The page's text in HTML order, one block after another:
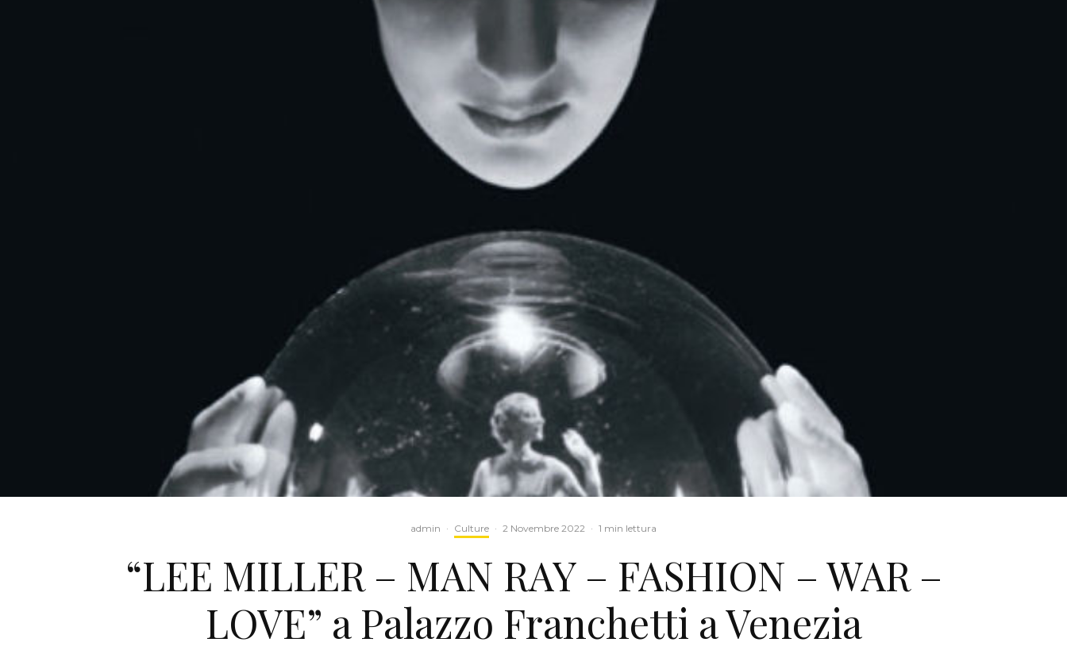
admin · Culture · 2 Novembre 2022 · 1 min lettura
“LEE MILLER – MAN RAY – FASHION – WAR –
LOVE” a Palazzo Franchetti a Venezia